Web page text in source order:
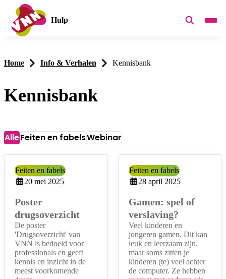
Hulp
Home Info & Verhalen Kennisbank
Kennisbank
Filters
AlleFeiten en fabelsWebinar
Overzicht
Poster
drugsoverzicht
Categorie:
Feiten en fabels
Aangemaakt op:
20 mei 2025
De poster
'Drugsoverzicht' van
VNN is bedoeld voor
professionals en geeft
kennis en inzicht in de
meest voorkomende
Gamen: spel of
verslaving?
Categorie:
Feiten en fabels
Aangemaakt op:
28 april 2025
Veel kinderen en
jongeren gamen. Dit kan
leuk en leerzaam zijn,
maar soms zitten je
kinderen (te) veel achter
de computer. Ze hebben